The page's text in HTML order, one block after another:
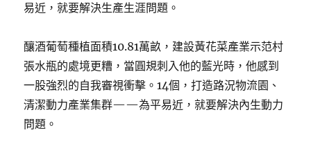
易近，就要解決生產生涯問題。
釀酒葡萄種植面積10.81萬畝，建設黃花菜產業示范村
張水瓶的處境更糟，當圓規刺入他的藍光時，他感到
一股強烈的自我審視衝擊。14個，打造路況物流園、
清潔動力產業集群——為平易近，就要解決內生動力
問題。